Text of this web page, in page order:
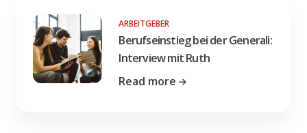
ARBEITGEBER
Berufseinstieg bei der Generali:
Interview mit Ruth
Read more